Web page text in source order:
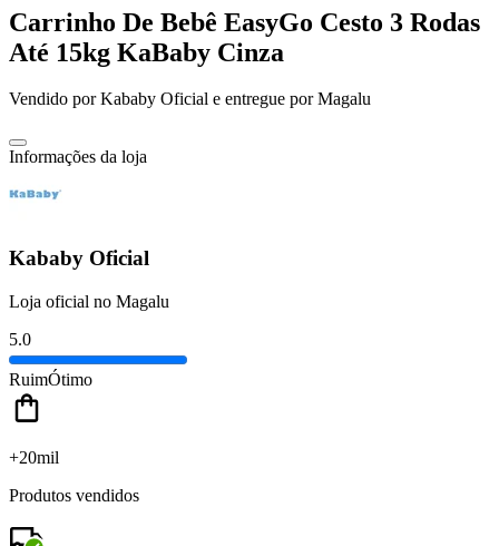
Carrinho De Bebê EasyGo Cesto 3 Rodas
Até 15kg KaBaby Cinza
Vendido porKababy Oficial e entregue por Magalu
Informações da loja
Kababy Oficial
Loja oficial no Magalu
5.0
RuimÓtimo
+20mil
Produtos vendidos